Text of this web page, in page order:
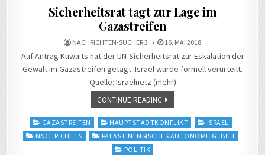
Sicherheitsrat tagt zur Lage im
Gazastreifen
NACHRICHTEN-SUCHER 3 16. MAI 2018
Auf Antrag Kuwaits hat der UN-Sicherheitsrat zur Eskalation der
Gewalt im Gazastreifen getagt. Israel wurde formell verurteilt.
Quelle: Israelnetz (mehr)
CONTINUE READING
Posted
in
GAZASTREIFEN HAUPTSTADTKONFLIKT
ISRAEL
NACHRICHTEN
PALÄSTINENSISCHES AUTONOMIEGEBIET
POLITIK